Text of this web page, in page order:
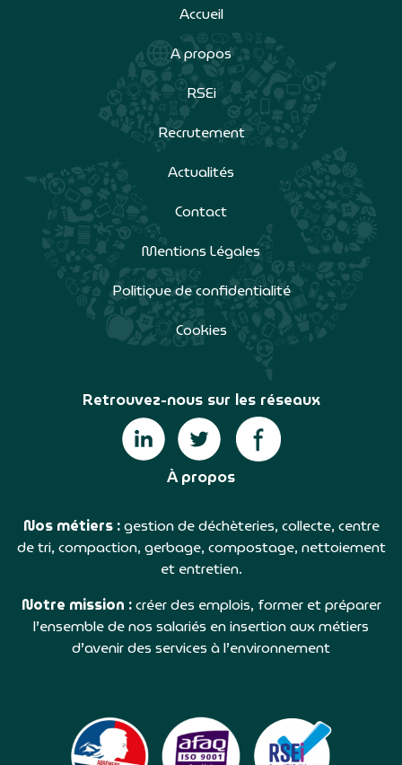
Accueil
A propos
RSEi
Recrutement
Actualités
Contact
Mentions Légales
Politique de confidentialité
Cookies
Retrouvez-nous sur les réseaux
À propos
Nos métiers :gestion de déchèteries, collecte, centre
de tri, compaction, gerbage, compostage, nettoiement
et entretien.
Notre mission :créer des emplois, former et préparer
l’ensemble de nos salariés en insertion aux métiers
d’avenir des services à l’environnement